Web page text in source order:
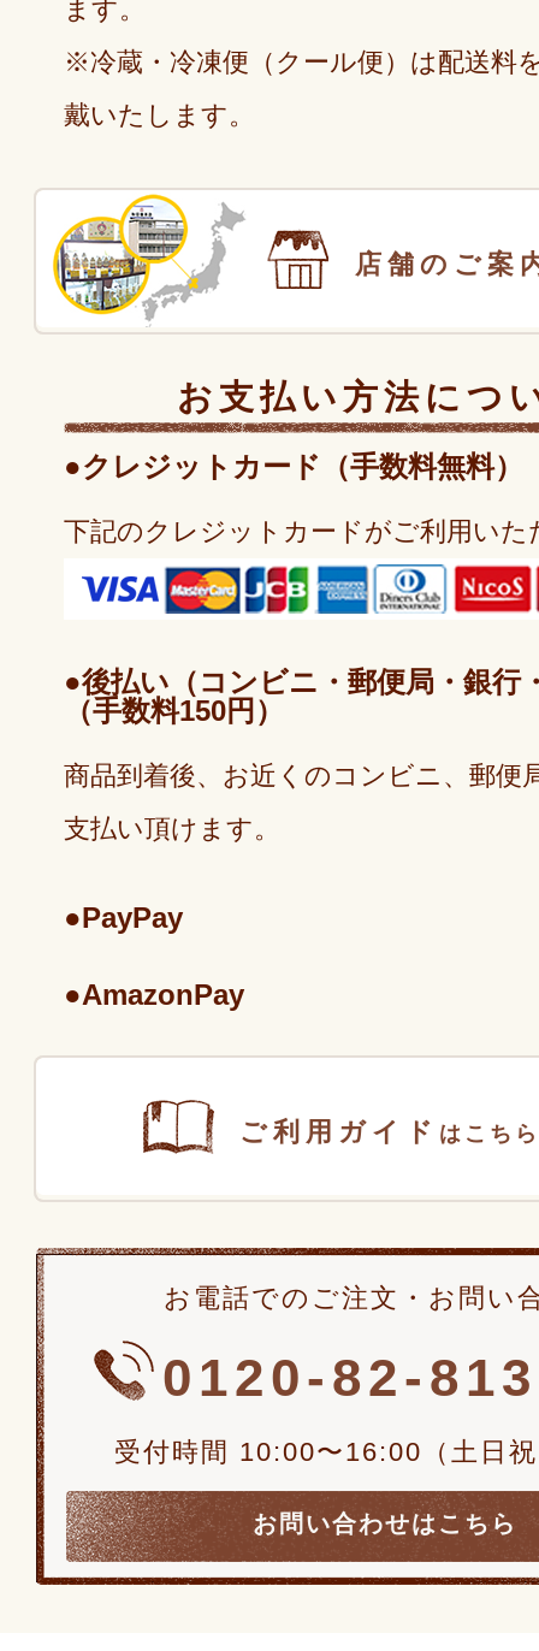
ます。
※冷蔵・冷凍便（クール便）は配送料
戴いたします。
店舗のご案
お支払い方法につ
●クレジットカード（手数料無料）
下記のクレジットカードがご利用いた
●後払い（コンビニ・郵便局・銀行
（手数料150円）
商品到着後、お近くのコンビニ、郵便
支払い頂けます。
●PayPay
●AmazonPay
ご利用ガイド はこちら
お電話でのご注文・お問い
0120-82-
受付時間 10:00〜16:00（土日
お問い合わせはこちら